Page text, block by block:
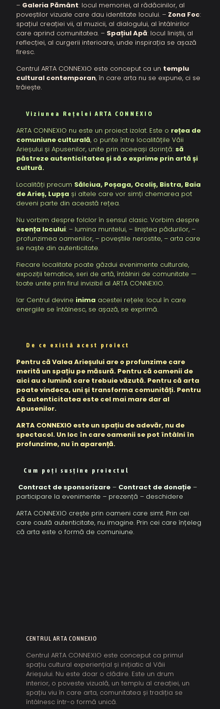
– Galeria Pământ: locul memoriei, al rădăcinilor, al
poveștilor vizuale care dau identitate locului. – Zona Foc:
spațiul creației vii, al muzicii, al dialogului, al întâlnirilor
care aprind comunitatea. – Spațiul Apă: locul liniștii, al
reflecției, al curgerii interioare, unde inspirația se așază
firesc.
Centrul ARTA CONNEXIO este conceput ca un templu
cultural contemporan, în care arta nu se expune, ci se
trăiește.
Viziunea Rețelei ARTA CONNEXIO
ARTA CONNEXIO nu este un proiect izolat. Este o rețea de
comuniune culturală, o punte între localitățile Văii
Arieșului și Apusenilor, unite prin aceeași dorință: să
păstreze autenticitatea și să o exprime prin artă și
cultură.
Localități precum Sălciua, Poșaga, Ocoliș, Bistra, Baia
de Arieș, Lupșa și altele care vor simți chemarea pot
deveni parte din această rețea.
Nu vorbim despre folclor în sensul clasic. Vorbim despre
esența locului: – lumina muntelui, – liniștea pădurilor, –
profunzimea oamenilor, – poveștile nerostite, – arta care
se naște din autenticitate.
Fiecare localitate poate găzdui evenimente culturale,
expoziții tematice, seri de artă, întâlniri de comunitate —
toate unite prin firul invizibil al ARTA CONNEXIO.
Iar Centrul devine inima acestei rețele: locul în care
energiile se întâlnesc, se așază, se exprimă.
De ce există acest proiect
Pentru că Valea Arieșului are o profunzime care
merită un spațiu pe măsură. Pentru că oamenii de
aici au o lumină care trebuie văzută. Pentru că arta
poate vindeca, uni și transforma comunități. Pentru
că autenticitatea este cel mai mare dar al
Apusenilor.
ARTA CONNEXIO este un spațiu de adevăr, nu de
spectacol. Un loc în care oamenii se pot întâlni în
profunzime, nu în aparență.
Cum poți susține proiectul
Contract de sponsorizare – Contract de donație –
participare la evenimente – prezență – deschidere
ARTA CONNEXIO crește prin oameni care simt. Prin cei
care caută autenticitate, nu imagine. Prin cei care înțeleg
că arta este o formă de comuniune.
CENTRUL ARTA CONNEXIO
Centrul ARTA CONNEXIO este conceput ca primul
spațiu cultural experiențial și inițiatic al Văii
Arieșului. Nu este doar o clădire. Este un drum
interior, o poveste vizuală, un templu al creației, un
spațiu viu în care arta, comunitatea și tradiția se
întâlnesc într-o formă unică.